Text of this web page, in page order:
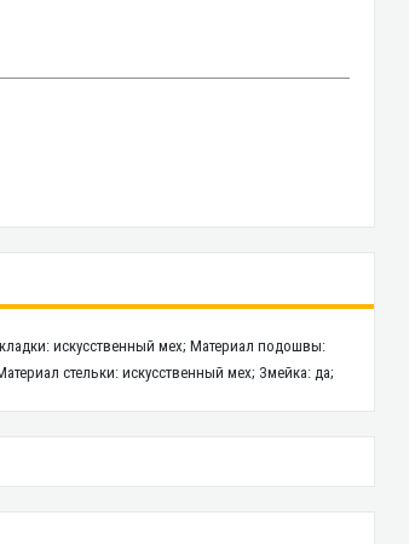
искусственный мех; Материал подошвы:
стельки: искусственный мех; Змейка: да;